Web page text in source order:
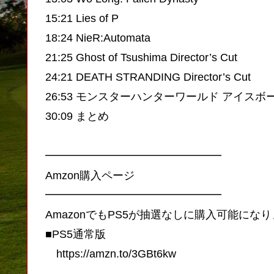
15:21 Lies of P
18:24 NieR:Automata
21:25 Ghost of Tsushima Director’s Cut
24:21 DEATH STRANDING Director’s Cut
26:53 モンスターハンターワールド アイスボ
30:09 まとめ
━━━━━━━━━━━━━━━━
Amzon購入ページ
━━━━━━━━━━━━━━━━
AmazonでもPS5が抽選なしに購入可能になり
■PS5通常版
https://amzn.to/3GBt6kw